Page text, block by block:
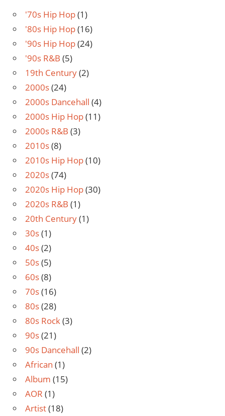
'70s Hip Hop(1)
'80s Hip Hop(16)
'90s Hip Hop(24)
'90s R&B (5)
19th Century(2)
2000s(24)
2000s Dancehall (4)
2000s Hip Hop(11)
2000s R&B (3)
2010s(8)
2010s Hip Hop(10)
2020s(74)
2020s Hip Hop(30)
2020s R&B (1)
20th Century(1)
30s(1)
40s(2)
50s(5)
60s(8)
70s(16)
80s(28)
80s Rock(3)
90s(21)
90s Dancehall (2)
African (1)
Album (15)
AOR (1)
Artist(18)